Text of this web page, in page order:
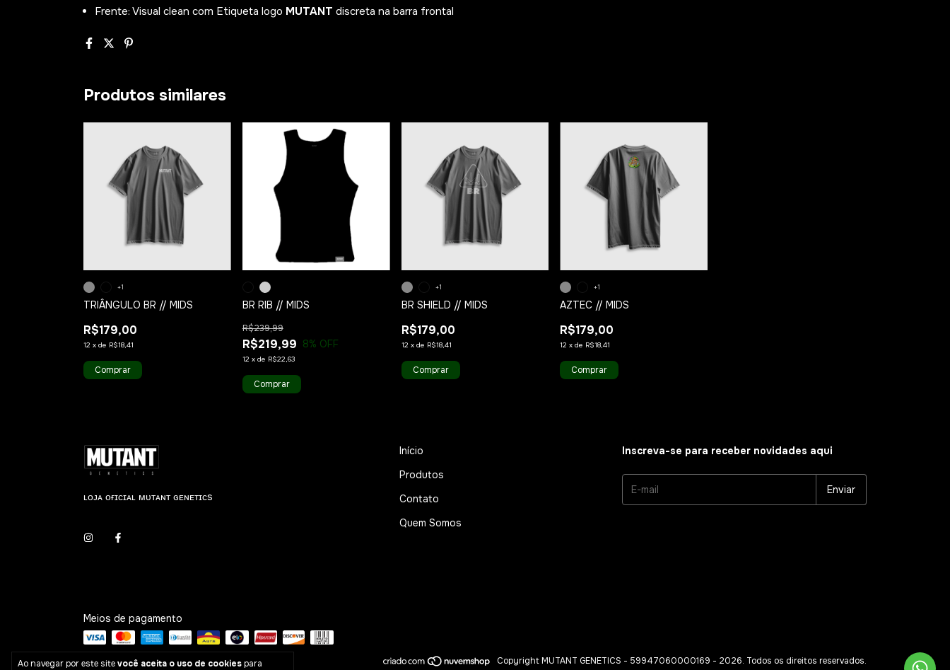
Ao navegar por este sitevocê aceita o uso de cookiespara
Frente: Visual clean com Etiqueta logo MUTANT discreta na barra frontal
Produtos similares
TRIÂNGULO BR // MIDS
R$179,00
12 x de R$18,41
+1
Comprar
BR RIB // MIDS
R$219,99
R$239,99
8% OFF
12 x de R$22,63
Comprar
BR SHIELD // MIDS
R$179,00
12 x de R$18,41
+1
Comprar
AZTEC // MIDS
R$179,00
12 xde R$18,41
+1
Comprar
ʟᴏᴊᴀ ᴏғɪᴄɪᴀʟ ᴍᴜᴛᴀɴᴛ ɢᴇɴᴇᴛɪᴄs
Início
Produtos
Contato
Quem Somos
Inscreva-se para receber novidades aqui
Meios de pagamento
Copyright MUTANT GENETICS - 59947060000169 - 2026. Todos os direitos reservados.